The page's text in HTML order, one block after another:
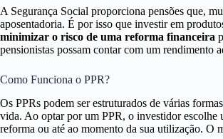
A Segurança Social proporciona pensões que,
aposentadoria. É por isso que investir em
minimizar o risco de uma reforma financeira
pensionistas possam contar com um rendimento
Como Funciona o PPR?
Os PPRs podem ser estruturados de várias
vida. Ao optar por um PPR, o investidor escolhe
reforma ou até ao momento da sua utilização. O